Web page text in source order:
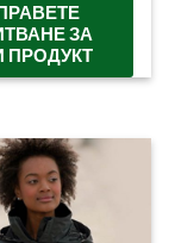
ЗА
ПРОДУКТ